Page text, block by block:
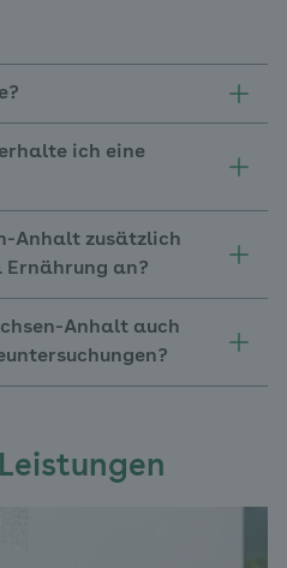
ich eine
Anhalt zusätzlich
Ernährung an?
Anhalt auch